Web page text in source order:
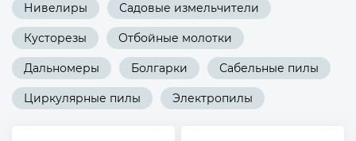
Нивелиры Садовые измельчители
Кусторезы Отбойные молотки
Дальномеры Болгарки Сабельные пилы
Циркулярные пилы Электропилы